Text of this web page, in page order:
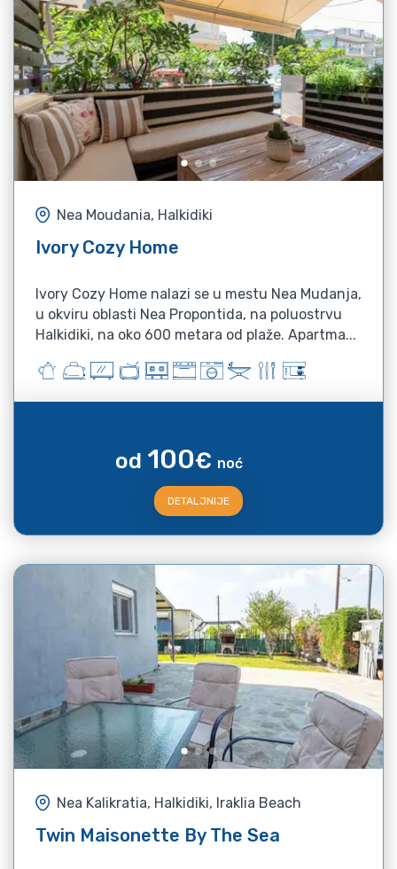
Nea Moudania, Halkidiki
Ivory Cozy Home
Ivory Cozy Home nalazi se u mestu Nea Mudanja,
u okviru oblasti Nea Propontida, na poluostrvu
Halkidiki, na oko 600 metara od plaže. Apartma...
od 100€ noć
DETALJNIJE
Nea Kalikratia, Halkidiki, Iraklia Beach
Twin Maisonette By The Sea